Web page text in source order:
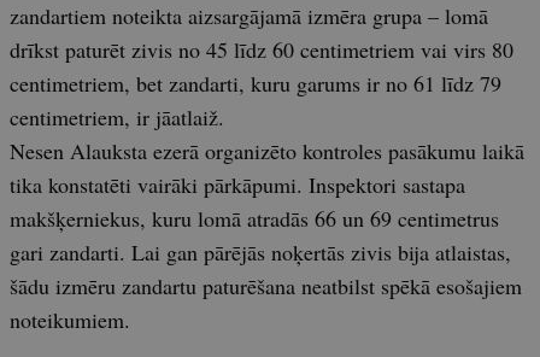
zandartiem noteikta aizsargājamā izmēra grupa – lomā
drīkst paturēt zivis no 45 līdz 60 centimetriem vai virs 80
centimetriem, bet zandarti, kuru garums ir no 61 līdz 79
centimetriem, ir jāatlaiž.
Nesen Alauksta ezerā organizēto kontroles pasākumu laikā
tika konstatēti vairāki pārkāpumi. Inspektori sastapa
makšķerniekus, kuru lomā atradās 66 un 69 centimetrus
gari zandarti. Lai gan pārējās noķertās zivis bija atlaistas,
šādu izmēru zandartu paturēšana neatbilst spēkā esošajiem
noteikumiem.